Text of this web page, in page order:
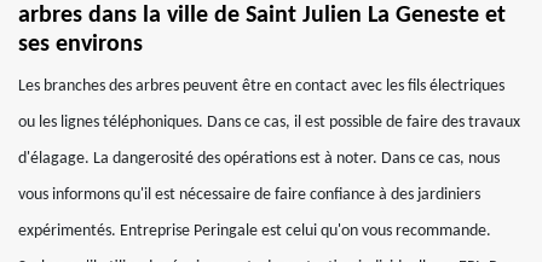
arbres dans la ville de Saint Julien La Geneste et
ses environs
Les branches des arbres peuvent être en contact avec les fils électriques
ou les lignes téléphoniques. Dans ce cas, il est possible de faire des travaux
d'élagage. La dangerosité des opérations est à noter. Dans ce cas, nous
vous informons qu'il est nécessaire de faire confiance à des jardiniers
expérimentés. Entreprise Peringale est celui qu'on vous recommande.